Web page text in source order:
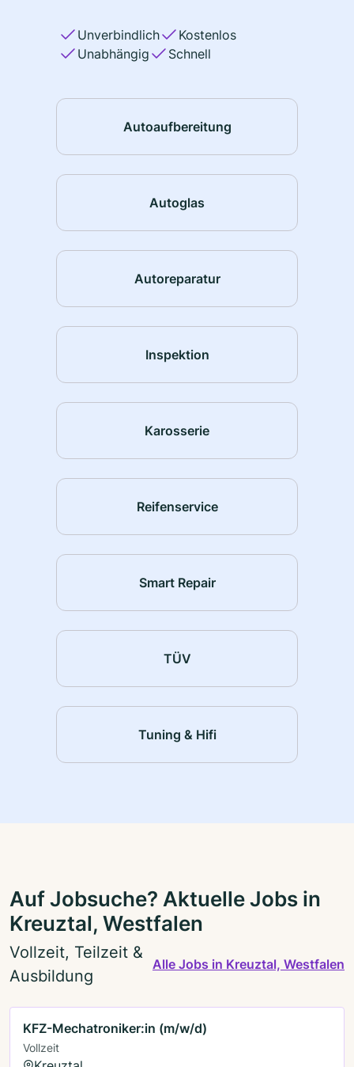
Unverbindlich
Kostenlos
Unabhängig
Schnell
Autoaufbereitung
Autoglas
Autoreparatur
Inspektion
Karosserie
Reifenservice
Smart Repair
TÜV
Tuning & Hifi
Auf Jobsuche? Aktuelle Jobs in
Kreuztal, Westfalen
Vollzeit, Teilzeit &
Ausbildung
Alle Jobs in Kreuztal, Westfalen
KFZ-Mechatroniker:in (m/w/d)
Vollzeit